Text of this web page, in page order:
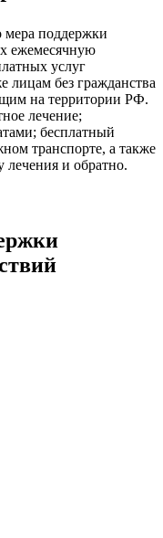
поддержки
ежемесячную
услуг
лицам без гражданства
на территории РФ.
лечение;
бесплатный
транспорте, а также
лечения и обратно.